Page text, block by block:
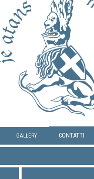
GALLERY CONTATTI